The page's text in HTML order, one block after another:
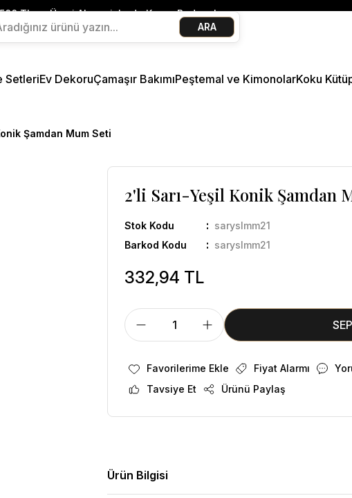
TL ve Üzeri Alışverişlerde Kargo Bedava!
Ege Esintisi 2 Al 1 Öde
Missi Kokularda 3 Al 2 Öde
ARA
SetleriEv DekoruÇamaşır BakımıPeştemal ve KimonolarKoku
Şamdan Mum Seti
2'li Sarı-Yeşil Konik Şamdan
Stok Kodu
saryslmm21
Barkod Kodu
saryslmm21
332,94 TL
Fiyat Alarmı
Tavsiye Et
Ürünü Paylaş
Ürün Bilgisi